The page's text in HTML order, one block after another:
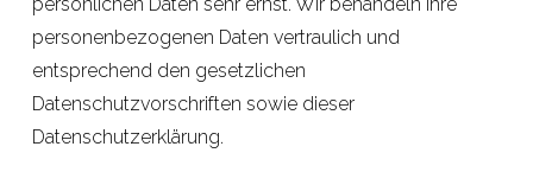
personenbezogenen Daten vertraulich und
entsprechend den gesetzlichen
Datenschutzvorschriften sowie dieser
Datenschutzerklärung.